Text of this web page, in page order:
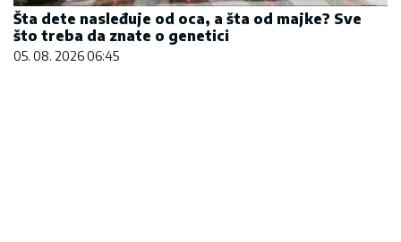
05. 08. 2026 06:45